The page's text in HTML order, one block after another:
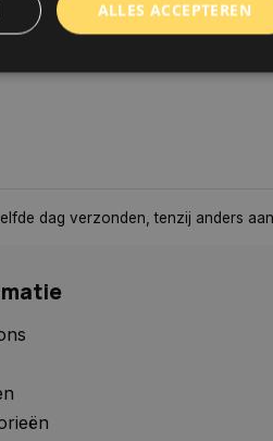
dag verzonden, tenzij anders
ALLES ACCEPTEREN
wordt gebruikt om een identificatiecode
ID wordt gebruikt om een veilige en
gebruikerservaring te behouden, ervoor
dat pagina wijzigingen of item selecties
onthouden van pagina naar pagina. Het slaat
gegevens op.
wordt gebruikt om onderscheid te